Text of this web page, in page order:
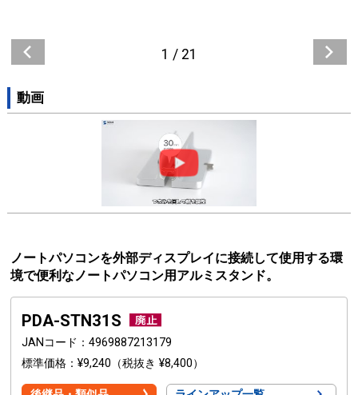
1 / 21
動画
ノートパソコンを外部ディスプレイに接続して使用する環
境で便利なノートパソコン用アルミスタンド。
PDA-STN31S
JANコード
4969887213179
標準価格
¥9,240 （税抜き ¥8,400）